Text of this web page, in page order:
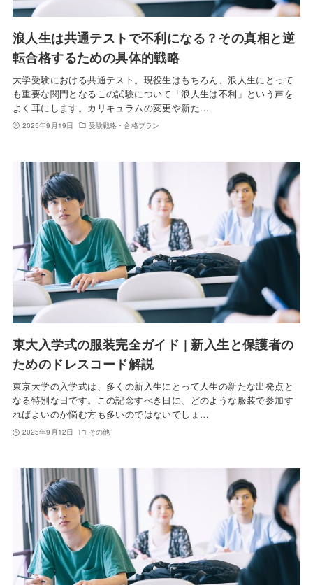
浪人生は共通テストで不利になる？その真相と逆
転合格するための具体的戦略
大学受験における共通テスト。現役生はもちろん、浪人生にとって
も重要な関門となるこの試験について「浪人生は不利」という声を
よく耳にします。カリキュラムの変更や新た…
2025年9月19日 受験戦略・合格プラン
東大入学式の服装完全ガイド | 新入生と保護者の
ためのドレスコード解説
東京大学の入学式は、多くの新入生にとって人生の新たな出発点と
なる特別な日です。この記念すべき日に、どのような服装で参加す
ればよいのか悩む方も多いのではないでしょ…
2025年9月12日 その他